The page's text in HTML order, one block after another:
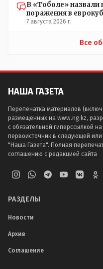
В «Тоболе» назвали
поражения в
7 августа 2026 г.
Все
НАША ГАЗЕТА
Перепечатка материалов
размещенных на www.ng.kz,
с обязательной гиперссылкой
первоисточник в следующей
"Наша Газета". Полная
соглашению с редакцией сайта
РАЗДЕЛЫ
Новости
Архив
Соглашение